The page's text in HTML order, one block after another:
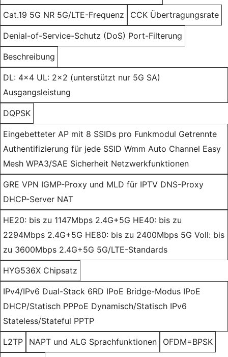
Cat.19 5G NR 5G/LTE-Frequenz CCK Übertragungsrate
Denial-of-Service-Schutz (DoS) Port-Filterung
Beschreibung
DL: 4x4 UL: 2x2 (unterstützt nur 5G SA)
Ausgangsleistung
DQPSK
Eingebetteter AP mit 8 SSIDs pro Funkmodul Getrennte
Authentifizierung für jede SSID Wmm Auto Channel Easy
Mesh WPA3/SAE Sicherheit Netzwerkfunktionen
GRE VPN IGMP-Proxy und MLD für IPTV DNS-Proxy
DHCP-Server NAT
HE20: bis zu 1147Mbps 2.4G+5G HE40: bis zu
2294Mbps 2.4G+5G HE80: bis zu 2400Mbps 5G Voll: bis
zu 3600Mbps 2.4G+5G 5G/LTE-Standards
HYG536X Chipsatz
IPv4/IPv6 Dual-Stack 6RD IPoE Bridge-Modus IPoE
DHCP/Statisch PPPoE Dynamisch/Statisch IPv6
Stateless/Stateful PPTP
L2TP NAPT und ALG Sprachfunktionen OFDM=BPSK